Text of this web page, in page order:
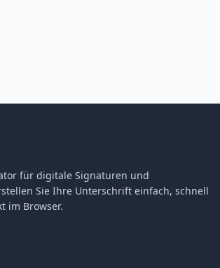
für digitale Signaturen und
Sie Ihre Unterschrift einfach, schnell
im Browser.